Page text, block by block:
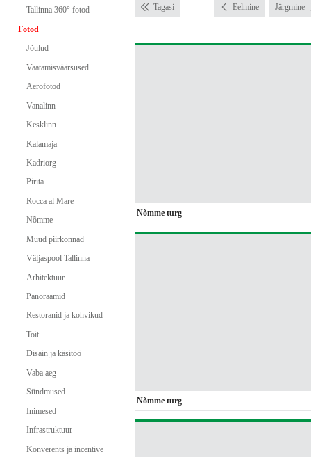
Tallinna 360° fotod
Fotod
Jõulud
Vaatamisväärsused
Aerofotod
Vanalinn
Kesklinn
Kalamaja
Kadriorg
Pirita
Rocca al Mare
Nõmme
Muud piirkonnad
Väljaspool Tallinna
Arhitektuur
Panoraamid
Restoranid ja kohvikud
Toit
Disain ja käsitöö
Vaba aeg
Sündmused
Inimesed
Infrastruktuur
Konverents ja incentive
Tagasi Eelmine Järgmine
Nõmme turg
Nõmme turg